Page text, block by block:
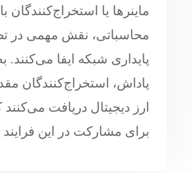
ماینرها یا استخراج‌کنندگان
محاسباتی، نقش مهمی در
پایداری شبکه ایفا می‌کنند.
پاداش، استخراج‌کنندگان
ارز دیجیتال دریافت می‌کنند
برای مشارکت در این